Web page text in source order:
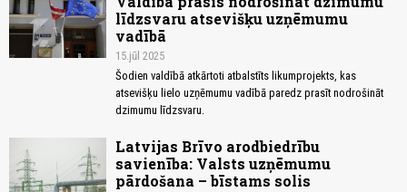
līdzsvaru atsevišķu uzņēmumu
vadībā
15.jūl 2025
Šodien valdībā atkārtoti atbalstīts likumprojekts, kas
atsevišķu lielo uzņēmumu vadībā paredz prasīt nodrošināt
dzimumu līdzsvaru.
Latvijas Brīvo arodbiedrību
savienība: Valsts uzņēmumu
pārdošana – bīstams solis